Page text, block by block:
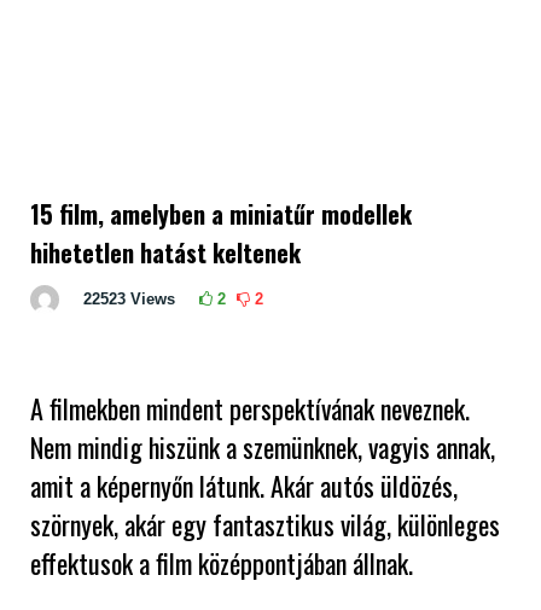
15 film, amelyben a miniatűr modellek
hihetetlen hatást keltenek
22523 Views 2 2
A filmekben mindent perspektívának neveznek.
Nem mindig hiszünk a szemünknek, vagyis annak,
amit a képernyőn látunk. Akár autós üldözés,
szörnyek, akár egy fantasztikus világ, különleges
effektusok a film középpontjában állnak.